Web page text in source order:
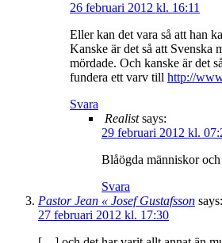
26 februari 2012 kl. 16:11
Eller kan det vara så att han
Kanske är det så att Svenska
mördade. Och kanske är det
fundera ett varv till http://
Svara
Realist says:
29 februari 2012 kl.
Blåögda människor
Svara
Pastor Jean « Josef Gustafsson says:
27 februari 2012 kl. 17:30